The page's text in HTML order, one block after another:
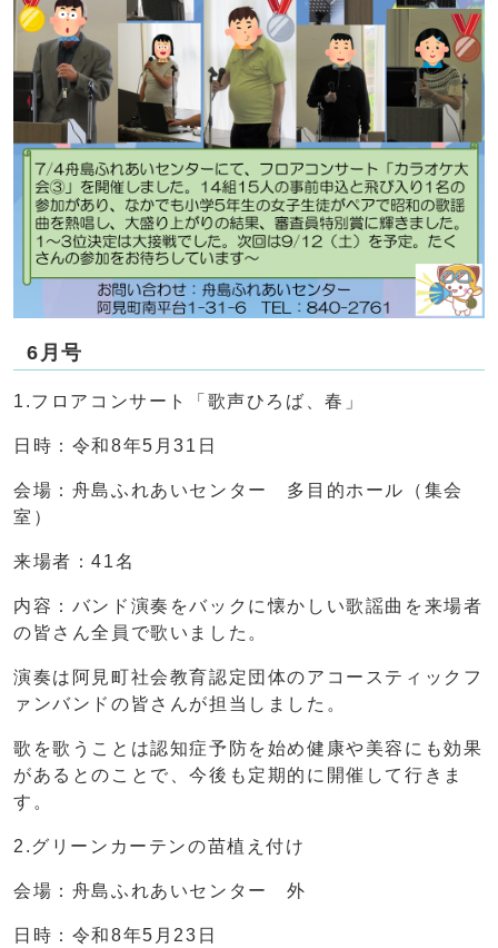
6月号
1.フロアコンサート「歌声ひろば、春」
日時：令和8年5月31日
会場：舟島ふれあいセンター 多目的ホール（集会
室）
来場者：41名
内容：バンド演奏をバックに懐かしい歌謡曲を来場者
の皆さん全員で歌いました。
演奏は阿見町社会教育認定団体のアコースティックフ
ァンバンドの皆さんが担当しました。
歌を歌うことは認知症予防を始め健康や美容にも効果
があるとのことで、今後も定期的に開催して行きま
す。
2.グリーンカーテンの苗植え付け
会場：舟島ふれあいセンター 外
日時：令和8年5月23日